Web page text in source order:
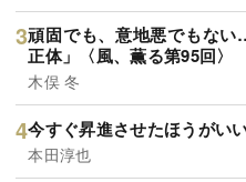
頑固でも、意地悪でもな
正体」〈風、薫る第95回〉
木俣 冬
今すぐ昇進させたほうがい
本田淳也